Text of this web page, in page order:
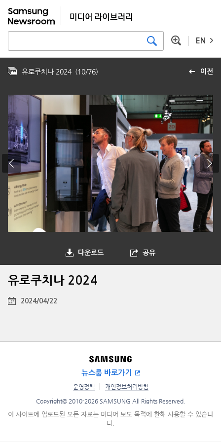
EN
이전
유로쿠치나 2024 (10/76)
다운로드 공유
유로쿠치나 2024
2024/04/22
뉴스룸 바로가기
운영정책 개인정보처리방침
Copyright© 2010-2026 SAMSUNG All Rights Reserved.
이 사이트에 업로드된 모든 자료는 미디어 보도 목적에 한해 사용할 수 있습니
다.